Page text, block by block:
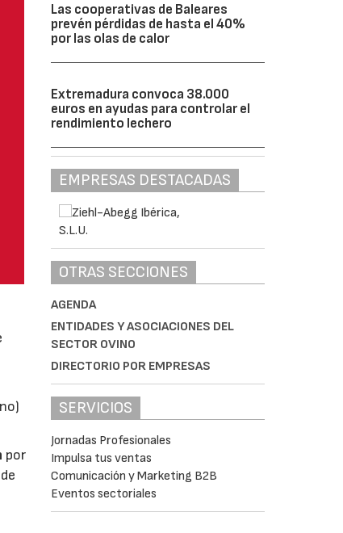
por
Las cooperativas de Baleares
prevén pérdidas de hasta el 40%
por las olas de calor
Extremadura convoca 38.000
euros en ayudas para controlar el
rendimiento lechero
EMPRESAS DESTACADAS
OTRAS SECCIONES
AGENDA
ENTIDADES Y ASOCIACIONES DEL
SECTOR OVINO
DIRECTORIO POR EMPRESAS
SERVICIOS
Jornadas Profesionales
Impulsa tus ventas
Comunicación y Marketing B2B
Eventos sectoriales